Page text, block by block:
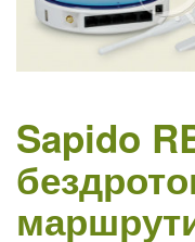
Sapido